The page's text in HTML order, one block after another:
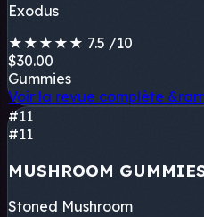
Exodus
★ ★ ★ ★ ★ 7.5 /10
$30.00
Gummies
Voir la revue complète
#11
#11
MUSHROOM
Stoned Mushroom